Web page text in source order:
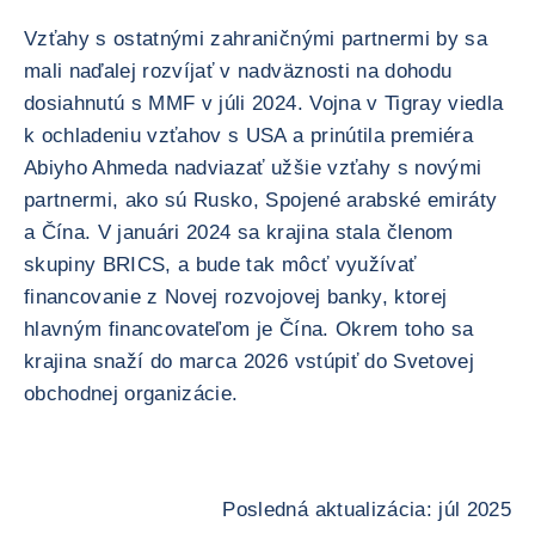
Vzťahy s ostatnými zahraničnými partnermi by sa
mali naďalej rozvíjať v nadväznosti na dohodu
dosiahnutú s MMF v júli 2024. Vojna v Tigray viedla
k ochladeniu vzťahov s USA a prinútila premiéra
Abiyho Ahmeda nadviazať užšie vzťahy s novými
partnermi, ako sú Rusko, Spojené arabské emiráty
a Čína. V januári 2024 sa krajina stala členom
skupiny BRICS, a bude tak môcť využívať
financovanie z Novej rozvojovej banky, ktorej
hlavným financovateľom je Čína. Okrem toho sa
krajina snaží do marca 2026 vstúpiť do Svetovej
obchodnej organizácie.
Posledná aktualizácia: júl 2025